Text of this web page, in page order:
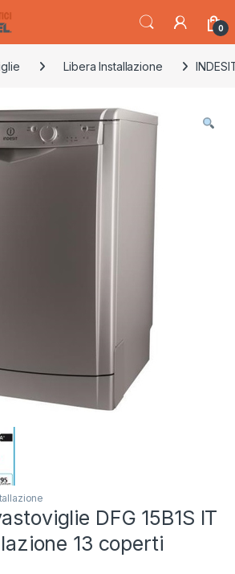
0
Libera Installazione
DFG 15B1S IT
13 coperti